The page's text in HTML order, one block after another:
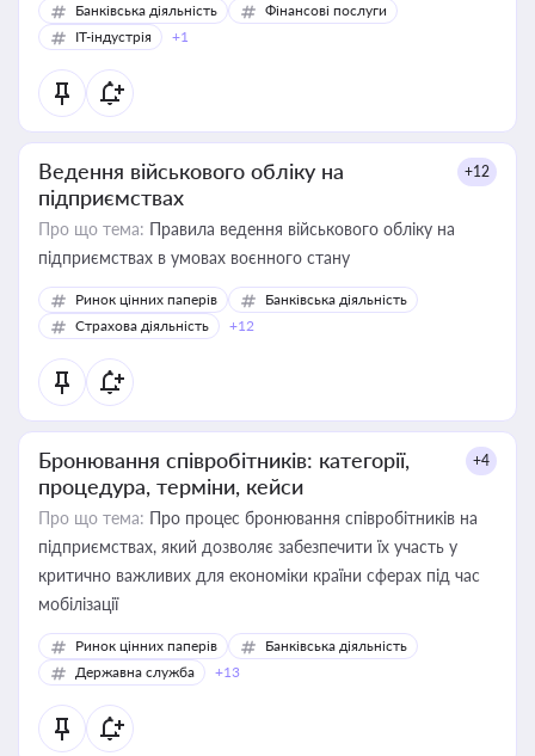
Банківська діяльність
Фінансові послуги
IT-індустрія
+1
Ведення військового обліку на
підприємствах
+12
Про що тема: Правила ведення військового обліку на
підприємствах в умовах воєнного стану
Ринок цінних паперів
Банківська діяльність
Страхова діяльність
+12
Бронювання співробітників: категорії,
процедура, терміни, кейси
+4
Про що тема: Про процес бронювання співробітників на
підприємствах, який дозволяє забезпечити їх участь у
критично важливих для економіки країни сферах під час
мобілізації
Ринок цінних паперів
Банківська діяльність
Державна служба
+13